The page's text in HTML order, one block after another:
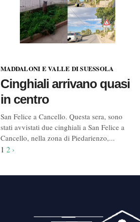
MADDALONI E VALLE DI SUESSOLA
Cinghiali arrivano quasi
in centro
San Felice a Cancello. Questa sera, sono
stati avvistati due cinghiali a San Felice a
Cancello, nella zona di Piedarienzo,...
Navigazione
1 2 ›